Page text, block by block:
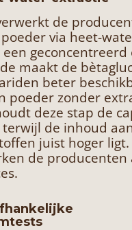
de
via heet-
geconcentreerd
maakt de
beter
poeder zonder
deze stap de
de inhoud aan
juist hoger ligt.
de producenten